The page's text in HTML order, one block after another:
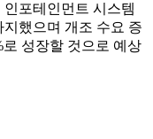
포테인먼트 시스템
했으며 개조 수요 증
로 성장할 것으로 예상